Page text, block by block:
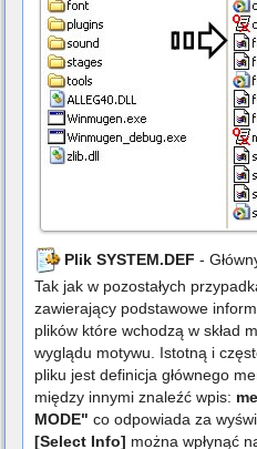
Plik SYSTEM.DEF -
Tak jak w pozostałych
zawierający podstawowe
plików które wchodzą w skład
wyglądu motywu. Istotną i
pliku jest definicja głównego
między innymi znaleźć wpis:
MODE" co odpowiada za
[Select Info] można wpłynąć